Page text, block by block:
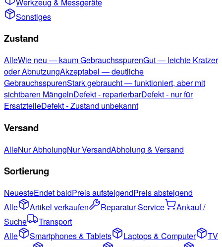
Sonstiges
Zustand
AlleWie neu — kaum GebrauchsspurenGut — leichte Kratzer
oder AbnutzungAkzeptabel — deutliche
GebrauchsspurenStark gebraucht — funktioniert, aber mit
sichtbaren MängelnDefekt - reparierbarDefekt - nur für
ErsatzteileDefekt - Zustand unbekannt
Versand
AlleNur AbholungNur VersandAbholung & Versand
Sortierung
NeuesteEndet baldPreis aufsteigendPreis absteigend
Alle
Artikel verkaufen Reparatur-Service
Ankauf /
Suche
Transport
Alle
Smartphones & Tablets Laptops & Computer
TV